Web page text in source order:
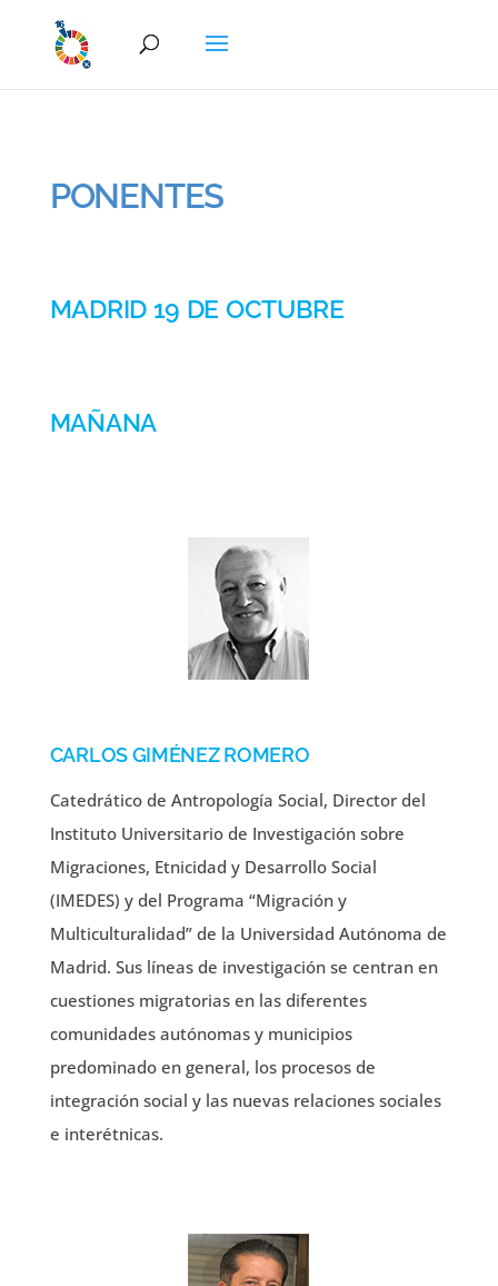
PONENTES
MADRID 19 DE OCTUBRE
MAÑANA
CARLOS GIMÉNEZ ROMERO
Catedrático de Antropología Social, Director del
Instituto Universitario de Investigación sobre
Migraciones, Etnicidad y Desarrollo Social
(IMEDES) y del Programa “Migración y
Multiculturalidad” de la Universidad Autónoma de
Madrid. Sus líneas de investigación se centran en
cuestiones migratorias en las diferentes
comunidades autónomas y municipios
predominado en general, los procesos de
integración social y las nuevas relaciones sociales
e interétnicas.